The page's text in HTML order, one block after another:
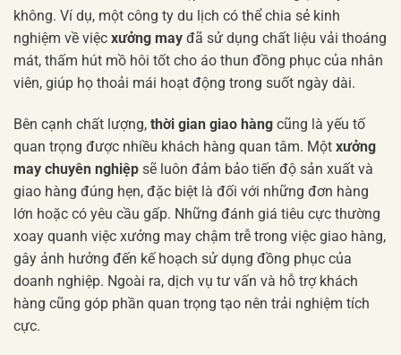
không. Ví dụ, một công ty du lịch có thể chia sẻ kinh
nghiệm về việc xưởng may đã sử dụng chất liệu vải thoáng
mát, thấm hút mồ hôi tốt cho áo thun đồng phục của nhân
viên, giúp họ thoải mái hoạt động trong suốt ngày dài.
Bên cạnh chất lượng, thời gian giao hàng cũng là yếu tố
quan trọng được nhiều khách hàng quan tâm. Một xưởng
may chuyên nghiệp sẽ luôn đảm bảo tiến độ sản xuất và
giao hàng đúng hẹn, đặc biệt là đối với những đơn hàng
lớn hoặc có yêu cầu gấp. Những đánh giá tiêu cực thường
xoay quanh việc xưởng may chậm trễ trong việc giao hàng,
gây ảnh hưởng đến kế hoạch sử dụng đồng phục của
doanh nghiệp. Ngoài ra, dịch vụ tư vấn và hỗ trợ khách
hàng cũng góp phần quan trọng tạo nên trải nghiệm tích
cực.